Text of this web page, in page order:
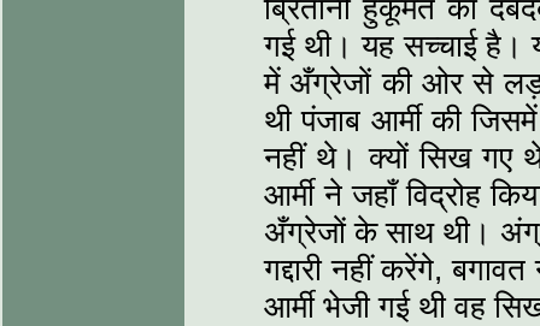
ब्रितानी हुकूमत का
गई थी। यह सच्‍चाई है।
में अँग्रेजों की ओर से
थी पंजाब आर्मी की
नहीं थे। क्‍यों सिख गए
आर्मी ने जहाँ विद्रोह
अँग्रेजों के साथ थी।
गद्दारी नहीं करेंगे,
आर्मी भेजी गई थी वह